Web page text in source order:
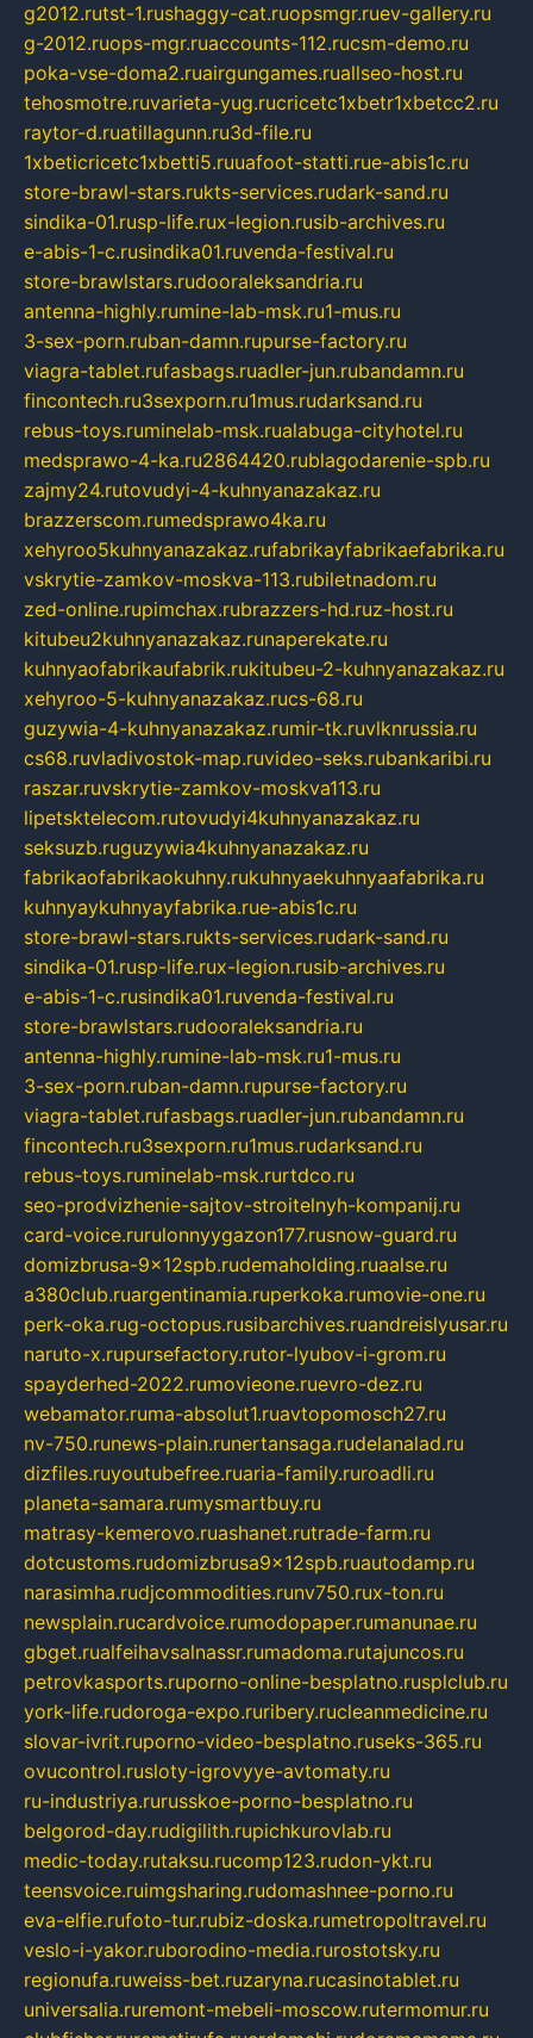
g2012.rutst-1.rushaggy-cat.ruopsmgr.ruev-gallery.ru
g-2012.ruops-mgr.ruaccounts-112.rucsm-demo.ru
poka-vse-doma2.ruairgungames.ruallseo-host.ru
tehosmotre.ruvarieta-yug.rucricetc1xbetr1xbetcc2.ru
raytor-d.ruatillagunn.ru3d-file.ru
1xbeticricetc1xbetti5.ruuafoot-statti.rue-abis1c.ru
store-brawl-stars.rukts-services.rudark-sand.ru
sindika-01.rusp-life.rux-legion.rusib-archives.ru
e-abis-1-c.rusindika01.ruvenda-festival.ru
store-brawlstars.rudooraleksandria.ru
antenna-highly.rumine-lab-msk.ru1-mus.ru
3-sex-porn.ruban-damn.rupurse-factory.ru
viagra-tablet.rufasbags.ruadler-jun.rubandamn.ru
fincontech.ru3sexporn.ru1mus.rudarksand.ru
rebus-toys.ruminelab-msk.rualabuga-cityhotel.ru
medsprawo-4-ka.ru2864420.rublagodarenie-spb.ru
zajmy24.rutovudyi-4-kuhnyanazakaz.ru
brazzerscom.rumedsprawo4ka.ru
xehyroo5kuhnyanazakaz.rufabrikayfabrikaefabrika.ru
vskrytie-zamkov-moskva-113.rubiletnadom.ru
zed-online.rupimchax.rubrazzers-hd.ruz-host.ru
kitubeu2kuhnyanazakaz.runaperekate.ru
kuhnyaofabrikaufabrik.rukitubeu-2-kuhnyanazakaz.ru
xehyroo-5-kuhnyanazakaz.rucs-68.ru
guzywia-4-kuhnyanazakaz.rumir-tk.ruvlknrussia.ru
cs68.ruvladivostok-map.ruvideo-seks.rubankaribi.ru
raszar.ruvskrytie-zamkov-moskva113.ru
lipetsktelecom.rutovudyi4kuhnyanazakaz.ru
seksuzb.ruguzywia4kuhnyanazakaz.ru
fabrikaofabrikaokuhny.rukuhnyaekuhnyaafabrika.ru
kuhnyaykuhnyayfabrika.rue-abis1c.ru
store-brawl-stars.rukts-services.rudark-sand.ru
sindika-01.rusp-life.rux-legion.rusib-archives.ru
e-abis-1-c.rusindika01.ruvenda-festival.ru
store-brawlstars.rudooraleksandria.ru
antenna-highly.rumine-lab-msk.ru1-mus.ru
3-sex-porn.ruban-damn.rupurse-factory.ru
viagra-tablet.rufasbags.ruadler-jun.rubandamn.ru
fincontech.ru3sexporn.ru1mus.rudarksand.ru
rebus-toys.ruminelab-msk.rurtdco.ru
seo-prodvizhenie-sajtov-stroitelnyh-kompanij.ru
card-voice.rurulonnyygazon177.rusnow-guard.ru
domizbrusa-9x12spb.rudemaholding.ruaalse.ru
a380club.ruargentinamia.ruperkoka.rumovie-one.ru
perk-oka.rug-octopus.rusibarchives.ruandreislyusar.ru
naruto-x.rupursefactory.rutor-lyubov-i-grom.ru
spayderhed-2022.rumovieone.ruevro-dez.ru
webamator.ruma-absolut1.ruavtopomosch27.ru
nv-750.runews-plain.runertansaga.rudelanalad.ru
dizfiles.ruyoutubefree.ruaria-family.ruroadli.ru
planeta-samara.rumysmartbuy.ru
matrasy-kemerovo.ruashanet.rutrade-farm.ru
dotcustoms.rudomizbrusa9x12spb.ruautodamp.ru
narasimha.rudjcommodities.runv750.rux-ton.ru
newsplain.rucardvoice.rumodopaper.rumanunae.ru
gbget.rualfeihavsalnassr.rumadoma.rutajuncos.ru
petrovkasports.ruporno-online-besplatno.rusplclub.ru
york-life.rudoroga-expo.ruribery.rucleanmedicine.ru
slovar-ivrit.ruporno-video-besplatno.ruseks-365.ru
ovucontrol.rusloty-igrovyye-avtomaty.ru
ru-industriya.rurusskoe-porno-besplatno.ru
belgorod-day.rudigilith.rupichkurovlab.ru
medic-today.rutaksu.rucomp123.rudon-ykt.ru
teensvoice.ruimgsharing.rudomashnee-porno.ru
eva-elfie.rufoto-tur.rubiz-doska.rumetropoltravel.ru
veslo-i-yakor.ruborodino-media.rurostotsky.ru
regionufa.ruweiss-bet.ruzaryna.rucasinotablet.ru
universalia.ruremont-mebeli-moscow.rutermomur.ru